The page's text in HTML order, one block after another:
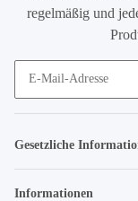
regelmäßig und
Gesetzliche
Informationen